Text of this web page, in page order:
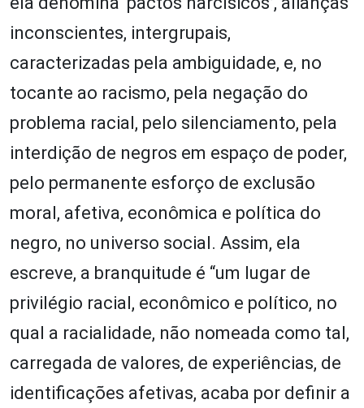
inconscientes, intergrupais,
caracterizadas pela ambiguidade, e, no
tocante ao racismo, pela negação do
problema racial, pelo silenciamento, pela
interdição de negros em espaço de poder,
pelo permanente esforço de exclusão
moral, afetiva, econômica e política do
negro, no universo social. Assim, ela
escreve, a branquitude é “um lugar de
privilégio racial, econômico e político, no
qual a racialidade, não nomeada como tal,
carregada de valores, de experiências, de
identificações afetivas, acaba por definir a